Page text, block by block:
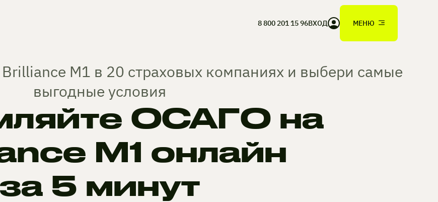
8 800 201 15 96ВХОД МЕНЮ
M1 в 20 страховых компаниях и выбери самые
выгодные условия
ОСАГО на
M1 онлайн
за 5 минут